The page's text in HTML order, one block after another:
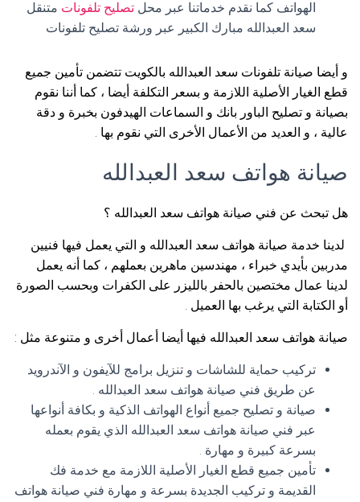
الهواتف كما نقدم خدماتنا عبر محل تصليح تلفونات متنقل
سعد العبدالله مبارك الكبير عبر ورشة تصليح تلفونات
و أيضا صيانة تلفونات سعد العبدالله بالكويت تتضمن تأمين جميع
قطع الغيار الأصلية اللازمة و بسعر التكلفة أيضا ، كما أننا نقوم
بصيانة و تصليح الباور بانك و السماعات الهيدفون بخبرة و دقة
عالية ، و العديد من الأعمال الأخرى التي نقوم بها .
صيانة هواتف سعد العبدالله
هل تبحث عن فني صيانة هواتف سعد العبدالله ؟
لدينا خدمة صيانة هواتف سعد العبدالله و التي يعمل فيها فنيين
مدربين بأيدي خبراء ، مهندسين ماهرين بعملهم ، كما أنه يعمل
لدينا عمال مختصين بالحفر بالليزر على الكفرات وبحسب الصورة
أو الكتابة التي يرغب بها العميل .
صيانة هواتف سعد العبدالله فيها أيضا أعمال أخرى و متنوعة مثل :
تركيب حماية للشاشات و تنزيل برامج للآيفون و الآندرويد
عن طريق فني صيانة هواتف سعد العبدالله .
صيانة و تصليح جميع أنواع الهواتف الذكية و بكافة أنواعها
عبر فني صيانة هواتف سعد العبدالله الذي يقوم بعمله
بسرعة كبيرة و مهارة .
تأمين جميع قطع الغيار الأصلية اللازمة مع خدمة فك
القديمة و تركيب الجديدة بسرعة و مهارة فني صيانة هواتف